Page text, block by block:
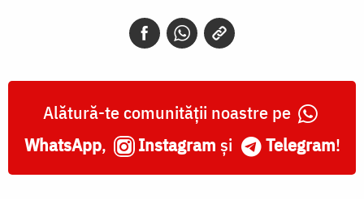
Alătură-te comunității noastre pe
WhatsApp, Instagram și Telegram!